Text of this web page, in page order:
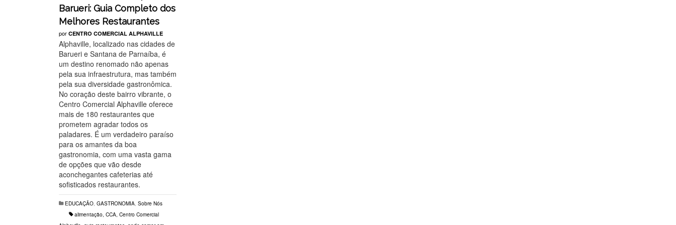
Barueri: Guia Completo dos
Melhores Restaurantes
por CENTRO COMERCIAL ALPHAVILLE
Alphaville, localizado nas cidades de
Barueri e Santana de Parnaíba, é
um destino renomado não apenas
pela sua infraestrutura, mas também
pela sua diversidade gastronômica.
No coração deste bairro vibrante, o
Centro Comercial Alphaville oferece
mais de 180 restaurantes que
prometem agradar todos os
paladares. É um verdadeiro paraíso
para os amantes da boa
gastronomia, com uma vasta gama
de opções que vão desde
aconchegantes cafeterias até
sofisticados restaurantes.
EDUCAÇÃO, GASTRONOMIA, Sobre Nós
alimentação, CCA, Centro Comercial